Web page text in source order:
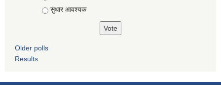
सुधार आवश्यक
Older polls
Results